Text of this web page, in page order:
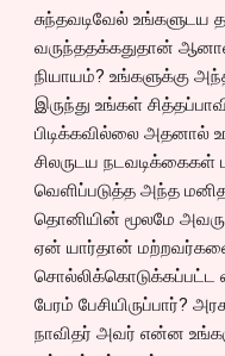
சுந்தவடிவேல்
வருந்ததக்கதுதான்
நியாயம்? உங்களுக்கு
இருந்து உங்கள்
பிடிக்கவில்லை அதனால்
சிலருடய நடவடிக்கைகள்
வெளிப்படுத்த அந்த
தொனியின் மூலமே
ஏன் யார்தான்
சொல்லிக்கொடுக்கப்பட்ட
பேரம்
நாவிதர் அவர் என்ன